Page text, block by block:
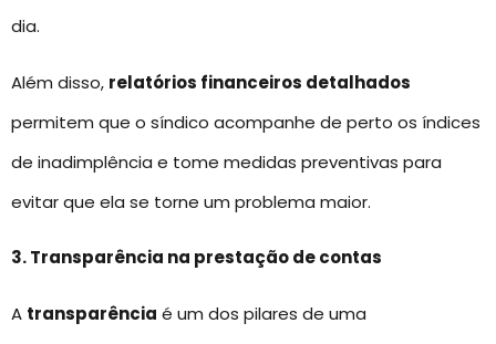
dia.
Além disso, relatórios financeiros detalhados
permitem que o síndico acompanhe de perto os índices
de inadimplência e tome medidas preventivas para
evitar que ela se torne um problema maior.
3. Transparência na prestação de contas
A transparência é um dos pilares de uma